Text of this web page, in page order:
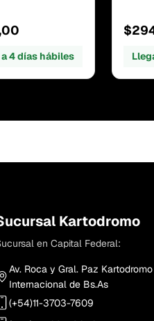
a 4 días hábiles
Kartodromo
en Capital Federal:
Av. Roca y Gral. Paz Kartodromo
Internacional de Bs.As
(+54)11-3703-7609